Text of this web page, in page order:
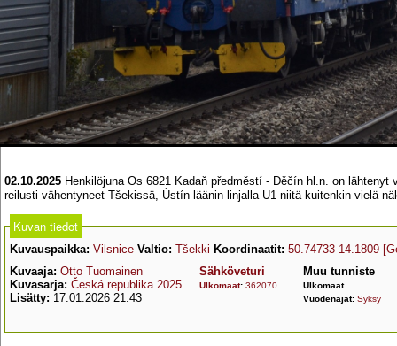
02.10.2025 Henkilöjuna Os 6821 Kadaň předměstí - Děčín hl.n. on
reilusti vähentyneet Tšekissä, Ústín läänin linjalla U1 niitä kuitenkin vielä
Kuvan tiedot
Kuvauspaikka: Vilsnice Valtio: Tšekki Koordinaatit: 50.74733 14.1809
Kuvaaja: Otto Tuomainen
Kuvasarja: Česká republika 2025
Lisätty: 17.01.2026 21:43
Sähköveturi
Ulkomaat: 362070
Muu tunniste
Ulkomaat
Vuodenajat: Syksy